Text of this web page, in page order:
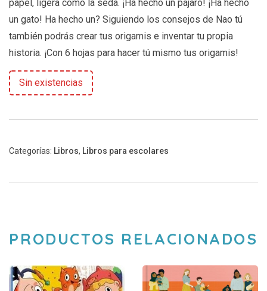
papel, ligera como la seda. ¡Ha hecho un pájaro! ¡Ha hecho
un gato! Ha hecho un? Siguiendo los consejos de Nao tú
también podrás crear tus origamis e inventar tu propia
historia. ¡Con 6 hojas para hacer tú mismo tus origamis!
Sin existencias
Categorías: Libros, Libros para escolares
PRODUCTOS RELACIONADOS